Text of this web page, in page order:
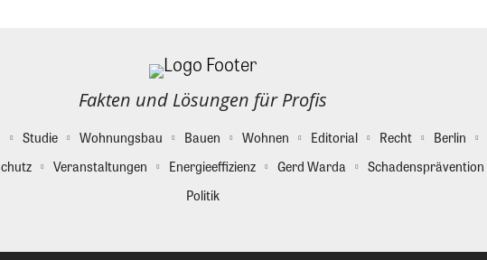
Fakten und Lösungen für Profis
Studie Wohnungsbau Bauen Wohnen Editorial Recht Berlin
Veranstaltungen Energieeffizienz Gerd Warda Schadensprävention
Politik